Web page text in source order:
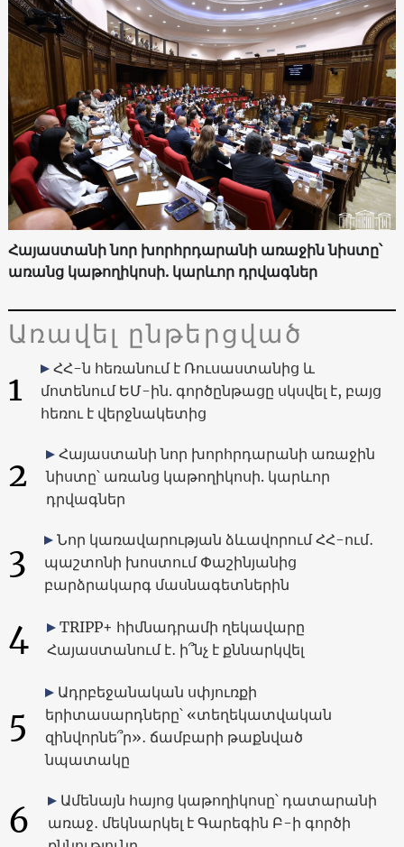
Հայաստանի նոր խորհրդարանի առաջին նիստը՝
առանց կաթողիկոսի. կարևոր դրվագներ
Առավել ընթերցված
1
ՀՀ-ն հեռանում է Ռուսաստանից և
մոտենում ԵՄ-ին. գործընթացը սկսվել է, բայց
հեռու է վերջնակետից
2
Հայաստանի նոր խորհրդարանի առաջին
նիստը՝ առանց կաթողիկոսի. կարևոր
դրվագներ
3
Նոր կառավարության ձևավորում ՀՀ-ում․
պաշտոնի խոստում Փաշինյանից
բարձրակարգ մասնագետներին
4
TRIPP+ հիմնադրամի ղեկավարը
Հայաստանում է․ ի՞նչ է քննարկվել
5
Ադրբեջանական սփյուռքի
երիտասարդները՝ «տեղեկատվական
զինվորնե՞ր»․ ճամբարի թաքնված
նպատակը
6
Ամենայն հայոց կաթողիկոսը՝ դատարանի
առաջ․ մեկնարկել է Գարեգին Բ-ի գործի